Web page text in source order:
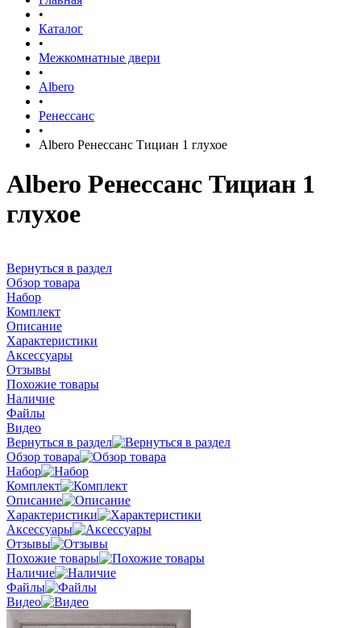
•
Каталог
•
Межкомнатные двери
•
Albero
•
Ренессанс
•
Albero Ренессанс Тициан 1 глухое
Albero Ренессанс Тициан 1
глухое
Вернуться в раздел
Обзор товара
Набор
Комплект
Описание
Характеристики
Аксессуары
Отзывы
Похожие товары
Наличие
Файлы
Видео
Вернуться в раздел
Обзор товара
Набор
Комплект
Описание
Характеристики
Аксессуары
Отзывы
Похожие товары
Наличие
Файлы
Видео